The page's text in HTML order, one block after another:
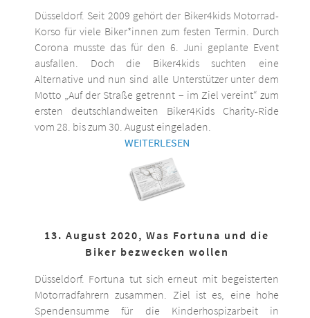
Düsseldorf. Seit 2009 gehört der Biker4kids Motorrad-
Korso für viele Biker*innen zum festen Termin. Durch
Corona musste das für den 6. Juni geplante Event
ausfallen. Doch die Biker4kids suchten eine
Alternative und nun sind alle Unterstützer unter dem
Motto „Auf der Straße getrennt – im Ziel vereint“ zum
ersten deutschlandweiten Biker4Kids Charity-Ride
vom 28. bis zum 30. August eingeladen.
WEITERLESEN
13. August 2020, Was Fortuna und die
Biker bezwecken wollen
Düsseldorf. Fortuna tut sich erneut mit begeisterten
Motorradfahrern zusammen. Ziel ist es, eine hohe
Spendensumme für die Kinderhospizarbeit in